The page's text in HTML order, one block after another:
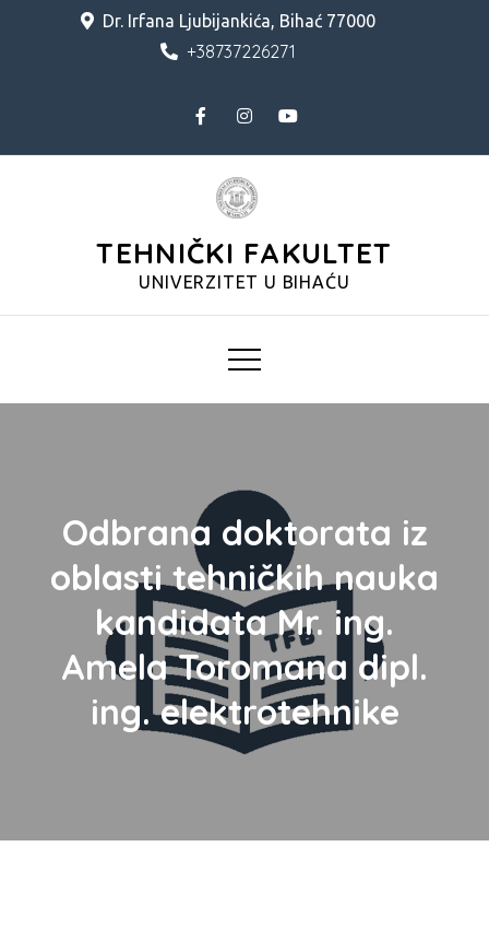
Dr. Irfana Ljubijankića, Bihać 77000
+38737226271
TEHNIČKI FAKULTET
UNIVERZITET U BIHAĆU
Odbrana doktorata iz
oblasti tehničkih nauka
kandidata Mr. ing.
Amela Toromana dipl.
ing. elektrotehnike